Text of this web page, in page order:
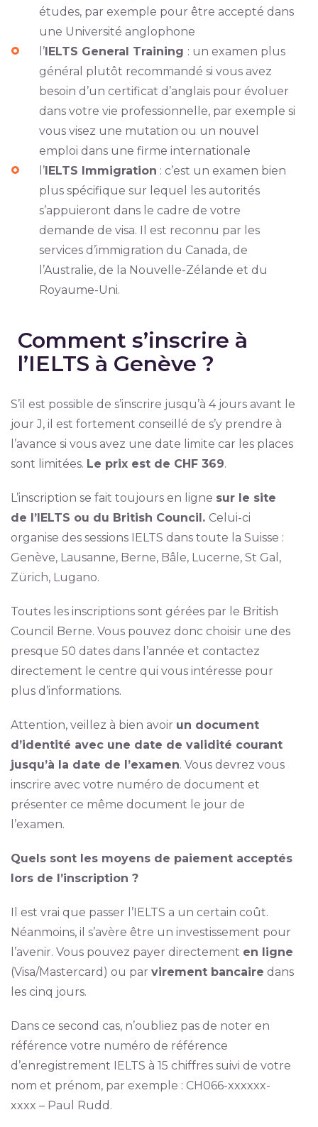
études, par exemple pour être accepté dans
une Université anglophone
l’IELTS General Training : un examen plus
général plutôt recommandé si vous avez
besoin d’un certificat d’anglais pour évoluer
dans votre vie professionnelle, par exemple si
vous visez une mutation ou un nouvel
emploi dans une firme internationale
l’IELTS Immigration : c’est un examen bien
plus spécifique sur lequel les autorités
s’appuieront dans le cadre de votre
demande de visa. Il est reconnu par les
services d’immigration du Canada, de
l’Australie, de la Nouvelle-Zélande et du
Royaume-Uni.
Comment s’inscrire à
l’IELTS à Genève ?
S’il est possible de s’inscrire jusqu’à 4 jours avant le
jour J, il est fortement conseillé de s’y prendre à
l’avance si vous avez une date limite car les places
sont limitées. Le prix est de CHF 369.
L’inscription se fait toujours en ligne sur le site
de l’IELTS ou du British Council. Celui-ci
organise des sessions IELTS dans toute la Suisse :
Genève, Lausanne, Berne, Bâle, Lucerne, St Gal,
Zürich, Lugano.
Toutes les inscriptions sont gérées par le British
Council Berne. Vous pouvez donc choisir une des
presque 50 dates dans l’année et contactez
directement le centre qui vous intéresse pour
plus d’informations.
Attention, veillez à bien avoir un document
d’identité avec une date de validité courant
jusqu’à la date de l’examen. Vous devrez vous
inscrire avec votre numéro de document et
présenter ce même document le jour de
l’examen.
Quels sont les moyens de paiement acceptés
lors de l’inscription ?
Il est vrai que passer l’IELTS a un certain coût.
Néanmoins, il s’avère être un investissement pour
l’avenir. Vous pouvez payer directement en ligne
(Visa/Mastercard) ou par virement bancaire dans
les cinq jours.
Dans ce second cas, n’oubliez pas de noter en
référence votre numéro de référence
d’enregistrement IELTS à 15 chiffres suivi de votre
nom et prénom, par exemple : CH066-xxxxxx-
xxxx – Paul Rudd.